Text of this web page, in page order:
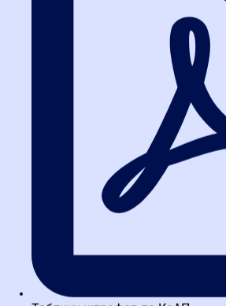
Принцип обеспечения
конкуренции (Ст. 8
условия против
Принцип, закреплённый в ст. 8 Закона о
декларирует создание равных условий
запрет на любые действия,
число поставщиков. Включение в РНП
компанию права участвовать в торгах на
жёсткое ограничение конкуренции,
Ключевой вопрос кейса: являлось ли
несоразмерным? Суды ответили
подход контрольного органа превращал
опытного игрока, который не имел ни